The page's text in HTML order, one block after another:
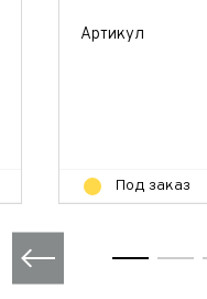
Артикул
Под заказ